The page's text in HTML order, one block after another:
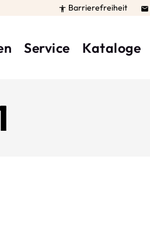
 Barrierefreiheit 
Service Kataloge